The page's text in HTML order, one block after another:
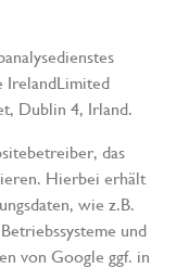
IrelandLimited
Dublin 4, Irland.
das
Hierbei erhält
wie z.B.
und
von Google ggf. in